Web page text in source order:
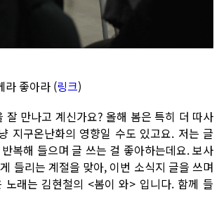
라 좋아라 (링크)
잘 만나고 계신가요? 올해 봄은 특히 더 따사
지구온난화의 영향일 수도 있고요. 저는 글
복해 들으며 글 쓰는 걸 좋아하는데요. 보사
들리는 계절을 맞아, 이번 소식지 글을 쓰며
노래는 김현철의 <봄이 와> 입니다. 함께 들